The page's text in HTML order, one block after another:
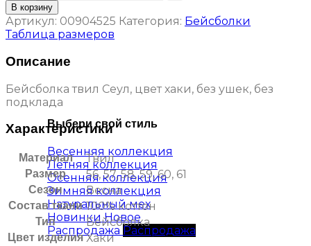
Выбери свой стиль
Весенняя коллекция
Летняя коллекция
Осенняя коллекция
Зимняя коллекция
Натуральный мех
Новинки
Распродажа
В корзину
Артикул: 00904525 Категория: Бейсболки
Таблица размеров
Описание
Бейсболка твил Сеул, цвет хаки, без ушек, без
подклада
Характеристики
Материал Твил
Размер 56, 57, 58, 59, 60, 61
Сезон Весна
Состав ткани 100% коттон
Тип Бейсболка
Цвет изделия Хаки